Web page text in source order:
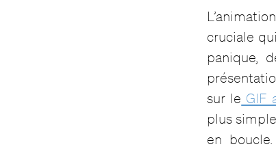
cruciale
panique,
sur le GIF
plus
en